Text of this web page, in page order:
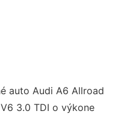
auto Audi A6 Allroad
3.0 TDI o výkone